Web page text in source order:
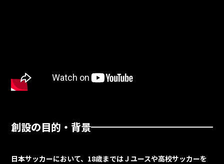
創設の目的・背景
日本サッカーにおいて、18歳まではＪユースや高校サッカーを